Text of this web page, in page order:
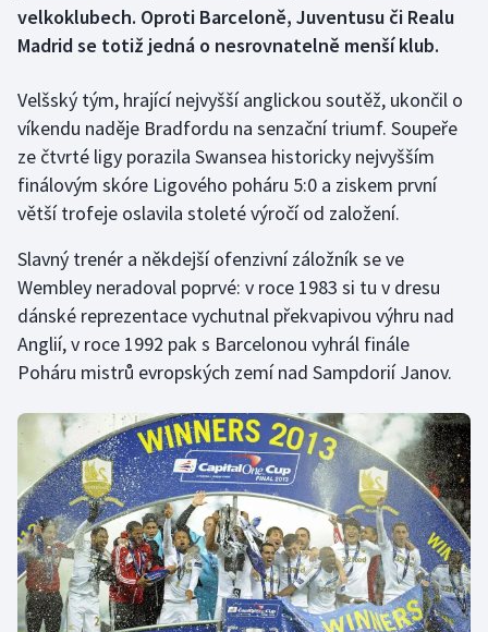
Curling
Florbal
Futsal
Gymnastika
Házená
Judo
Krasobruslení
Lezení
Lyže a snowboard
velkoklubech. Oproti Barceloně, Juventusu či Realu
Madrid se totiž jedná o nesrovnatelně menší klub.
Velšský tým, hrající nejvyšší anglickou soutěž, ukončil o
víkendu naděje Bradfordu na senzační triumf. Soupeře
ze čtvrté ligy porazila Swansea historicky nejvyšším
finálovým skóre Ligového poháru 5:0 a ziskem první
větší trofeje oslavila stoleté výročí od založení.
Slavný trenér a někdejší ofenzivní záložník se ve
Wembley neradoval poprvé: v roce 1983 si tu v dresu
dánské reprezentace vychutnal překvapivou výhru nad
Anglií, v roce 1992 pak s Barcelonou vyhrál finále
Poháru mistrů evropských zemí nad Sampdorií Janov.